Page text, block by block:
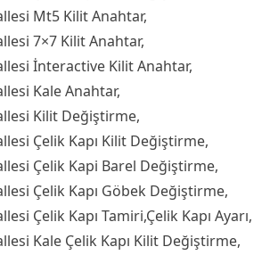
Mt5 Kilit Anahtar,
7×7 Kilit Anahtar,
İnteractive Kilit Anahtar,
Kale Anahtar,
Kilit Değiştirme,
Çelik Kapı Kilit Değiştirme,
Çelik Kapi Barel Değiştirme,
Çelik Kapı Göbek Değiştirme,
Çelik Kapı Tamiri,Çelik Kapı Ayarı,
Kale Çelik Kapı Kilit Değiştirme,